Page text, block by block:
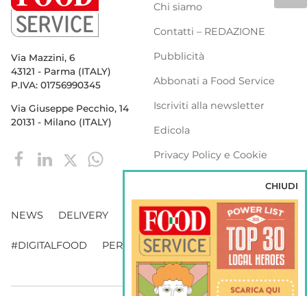
Via Mazzini, 6
43121 - Parma (ITALY)
P.IVA: 01756990345
Via Giuseppe Pecchio, 14
20131 - Milano (ITALY)
Chi siamo
Contatti – REDAZIONE
Pubblicità
Abbonati a Food Service
Iscriviti alla newsletter
Edicola
Privacy Policy e Cookie
NEWS DELIVERY DISTRIBUZIONE
#DIGITALFOOD PERSONE WEBINAR VENDING
CHIUDI